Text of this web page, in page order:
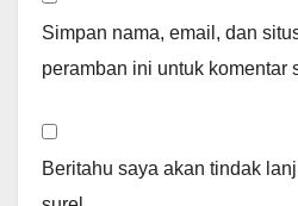
Simpan nama, email, dan
peramban ini untuk komentar
Beritahu saya akan tindak